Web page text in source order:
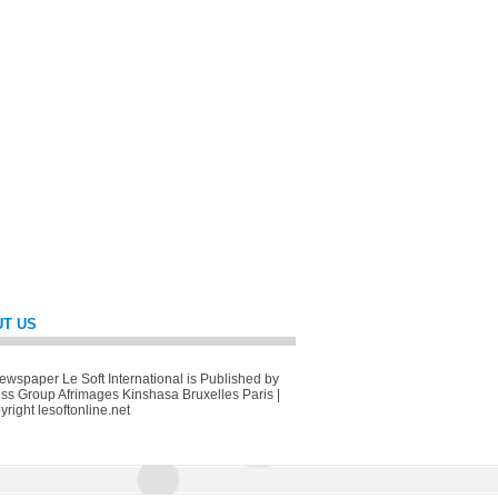
US
Le Soft International is Published by
Group Afrimages Kinshasa Bruxelles Paris |
lesoftonline.net